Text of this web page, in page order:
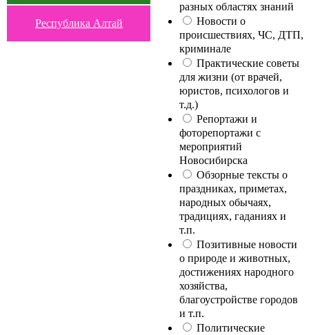
Республика Алтай
разных областях знаний
Новости о
происшествиях, ЧС, ДТП,
криминале
Практические советы
для жизни (от врачей,
юристов, психологов и
т.д.)
Репортажи и
фоторепортажи с
мероприятий
Новосибирска
Обзорные тексты о
праздниках, приметах,
народных обычаях,
традициях, гаданиях и
т.п.
Позитивные новости
о природе и животных,
достижениях народного
хозяйства,
благоустройстве городов
и т.п.
Политические